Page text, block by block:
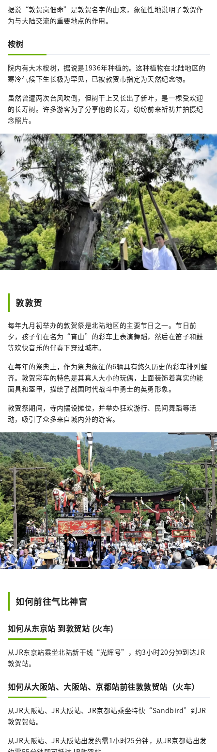
据说“敦贺岚佃命”是敦贺名字的由来，象征性地说明了敦贺作
为与大陆交流的重要地点的作用。
桉树
院内有大木桉树，据说是1936年种植的。这种植物在北陆地区的
寒冷气候下生长极为罕见，已被敦贺市指定为天然纪念物。
虽然曾遭两次台风吹倒，但树干上又长出了新叶，是一棵受欢迎
的长寿树。许多游客为了分享他的长寿，纷纷前来祈祷并拍摄纪
念照片。
敦敦贺
每年九月初举办的敦贺祭是北陆地区的主要节日之一。节日前
夕，孩子们在名为“宵山”的彩车上表演舞蹈，然后在笛子和鼓
等欢快音乐的伴奏下穿过城市。
在每年的祭典上，作为祭典象征的6辆具有悠久历史的彩车排列整
齐。敦贺彩车的特色是其真人大小的玩偶，上面装饰着真实的能
面具和盔甲，描绘了战国时代战斗中勇士的英勇形象。
敦贺祭期间，寺内摆设摊位，并举办狂欢游行、民间舞蹈等活
动，吸引了众多来自城内外的游客。
如何前往气比神宫
如何从东京站 到敦贺站 (火车)
从JR东京站乘坐北陆新干线“光辉号”，约3小时20分钟到达JR
敦贺站。
如何从大阪站、大阪站、京都站前往敦敦贺站（火车）
从JR大阪站、JR大阪站、JR京都站乘坐特快“Sandbird”到JR
敦贺贺站。
从JR大阪站、JR大阪站出发约需1小时25分钟，从JR京都站出发